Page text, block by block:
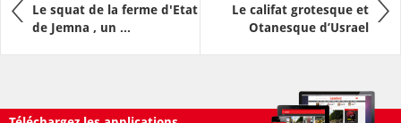
Le squat de la ferme d'Etat
de Jemna , un ...
Le califat grotesque et
Otanesque d’Usrael